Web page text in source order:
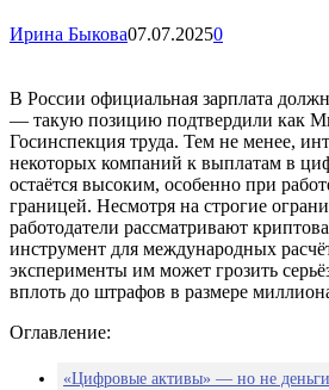
Ирина Быкова07.07.20250
В России официальная зарплата
— такую позицию подтвердили как
Госинспекция труда. Тем не менее,
некоторых компаний к выплатам в
остаётся высоким, особенно при
границей. Несмотря на строгие
работодатели рассматривают
инструмент для международных
эксперименты им может грозить
вплоть до штрафов в размере
Оглавление:
«Цифровые активы» — но не деньги